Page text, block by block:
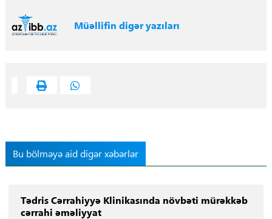
Müəllifin digər yazıları
Bu bölməyə aid digər xəbərlər
Tədris Cərrahiyyə Klinikasında növbəti mürəkkəb
cərrahi əməliyyat